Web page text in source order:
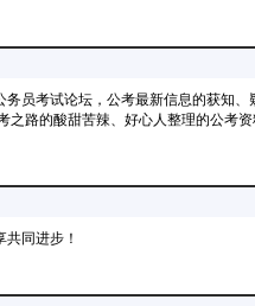
务员考试论坛，公考最新信息的获知、
之路的酸甜苦辣、好心人整理的公考
同进步！